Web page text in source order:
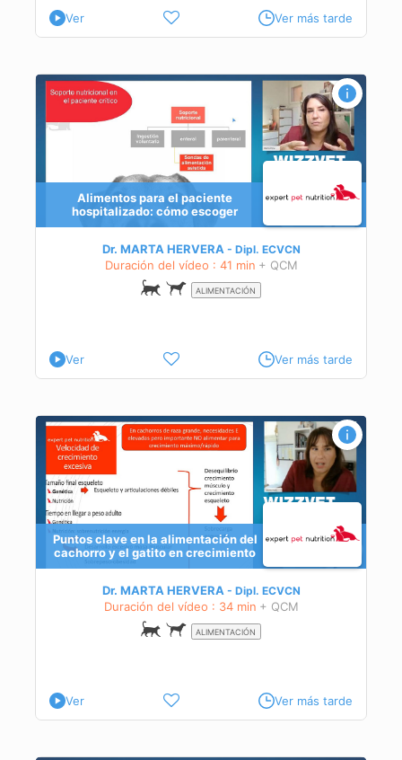
Ver Ver más tarde
Alimentos para el paciente
hospitalizado: cómo escoger
Dr. MARTA HERVERA Dipl. ECVCN
Duración del vídeo : 41 min + QCM
ALIMENTACIÓN
Ver Ver más tarde
Puntos clave en la alimentación del
cachorro y el gatito en crecimiento
Dr. MARTA HERVERA Dipl. ECVCN
Duración del vídeo : 34 min + QCM
ALIMENTACIÓN
Ver Ver más tarde